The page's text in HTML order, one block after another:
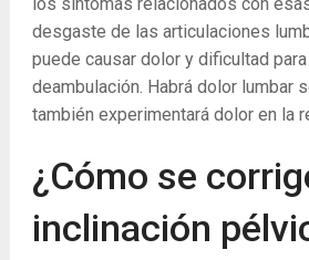
desgaste de las articulaciones
puede causar dolor y dificultad
deambulación. Habrá dolor lumbar
también experimentará dolor en la
¿Cómo se
inclinación